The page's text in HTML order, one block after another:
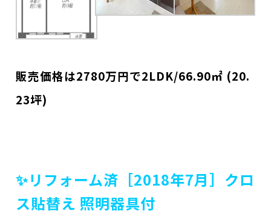
販売価格は2780万円で2LDK/66.90㎡ (20.
23坪)
✨リフォーム済［2018年7月］クロ
ス貼替え 照明器具付